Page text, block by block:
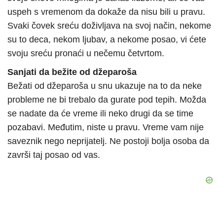
uspeh s vremenom da dokaže da nisu bili u pravu.
Svaki čovek sreću doživljava na svoj način, nekome
su to deca, nekom ljubav, a nekome posao, vi ćete
svoju sreću pronaći u nečemu četvrtom.
Sanjati da bežite od džeparoša
Bežati od džeparoša u snu ukazuje na to da neke
probleme ne bi trebalo da gurate pod tepih. Možda
se nadate da će vreme ili neko drugi da se time
pozabavi. Međutim, niste u pravu. Vreme vam nije
saveznik nego neprijatelj. Ne postoji bolja osoba da
završi taj posao od vas.